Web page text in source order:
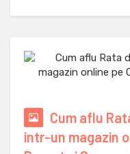
Cum aflu
intr-un magazin